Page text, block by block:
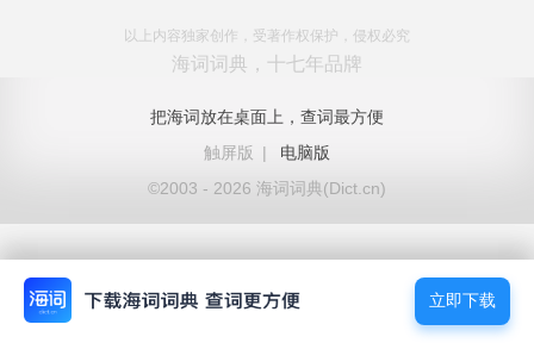
以上内容独家创作，受著作权保护，侵权必究
海词词典，十七年品牌
把海词放在桌面上，查词最方便
触屏版
|
电脑版
©2003 - 2026 海词词典(Dict.cn)
立即下载
立即下载